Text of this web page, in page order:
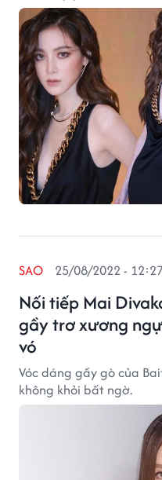
Nối tiếp Mai
gầy trơ xương
vó
SAO 25/08/2022 -
Vóc dáng gầy gò của
không khỏi bất ngờ.